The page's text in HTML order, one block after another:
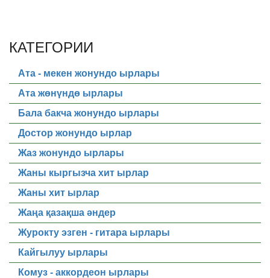
КАТЕГОРИИ
Ата - мекен жонундо ырлары
Ата жөнүндө ырлары
Бала бакча жонундо ырлары
Достор жонундо ырлар
Жаз жонундо ырлары
Жаны кыргызча хит ырлар
Жаны хит ырлар
Жаңа қазақша әндер
Журокту эзген - гитара ырлары
Кайгылуу ырлары
Комуз - аккордеон ырлары